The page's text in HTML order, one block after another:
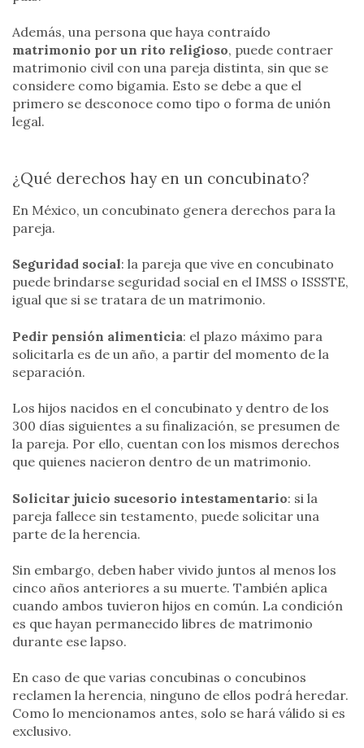
Además, una persona que haya contraído
matrimonio por un rito religioso, puede contraer
matrimonio civil con una pareja distinta, sin que se
considere como bigamia. Esto se debe a que el
primero se desconoce como tipo o forma de unión
legal.
¿Qué derechos hay en un concubinato?
En México, un concubinato genera derechos para la
pareja.
Seguridad social: la pareja que vive en concubinato
puede brindarse seguridad social en el IMSS o ISSSTE,
igual que si se tratara de un matrimonio.
Pedir pensión alimenticia: el plazo máximo para
solicitarla es de un año, a partir del momento de la
separación.
Los hijos nacidos en el concubinato y dentro de los
300 días siguientes a su finalización, se presumen de
la pareja. Por ello, cuentan con los mismos derechos
que quienes nacieron dentro de un matrimonio.
Solicitar juicio sucesorio intestamentario: si la
pareja fallece sin testamento, puede solicitar una
parte de la herencia.
Sin embargo, deben haber vivido juntos al menos los
cinco años anteriores a su muerte. También aplica
cuando ambos tuvieron hijos en común. La condición
es que hayan permanecido libres de matrimonio
durante ese lapso.
En caso de que varias concubinas o concubinos
reclamen la herencia, ninguno de ellos podrá heredar.
Como lo mencionamos antes, solo se hará válido si es
exclusivo.